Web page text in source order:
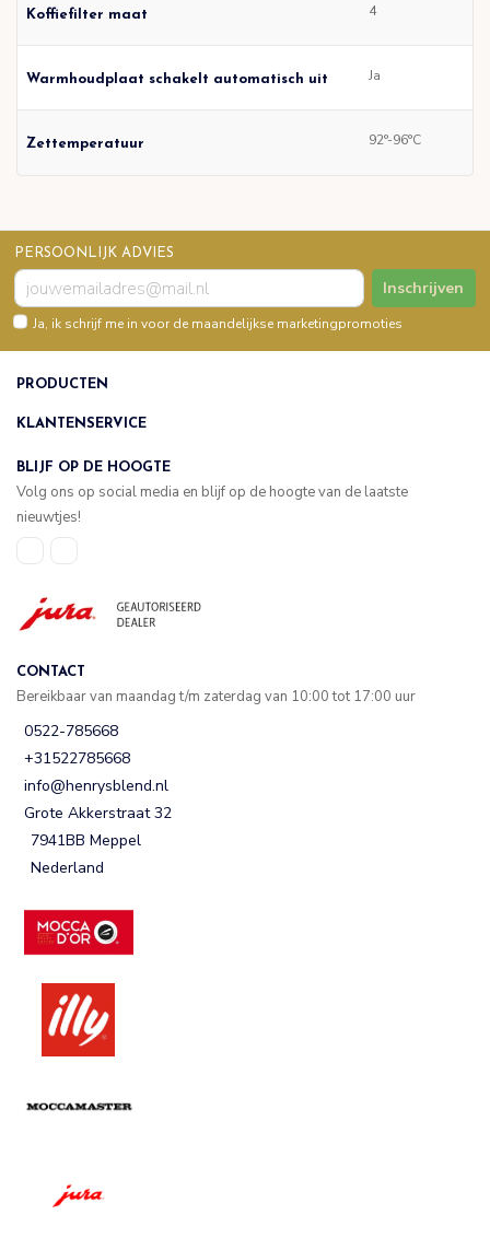
Koffiefilter maat 4
Warmhoudplaat schakelt automatisch uit Ja
Zettemperatuur 92°-96°C
PERSOONLIJK ADVIES
Inschrijven
Ja, ik schrijf me in voor de maandelijkse marketingpromoties
PRODUCTEN
KLANTENSERVICE
BLIJF OP DE HOOGTE
Volg ons op social media en blijf op de hoogte van de laatste
nieuwtjes!
CONTACT
Bereikbaar van maandag t/m zaterdag van 10:00 tot 17:00 uur
0522-785668
+31522785668
info@henrysblend.nl
Grote Akkerstraat 32
7941BB Meppel
Nederland